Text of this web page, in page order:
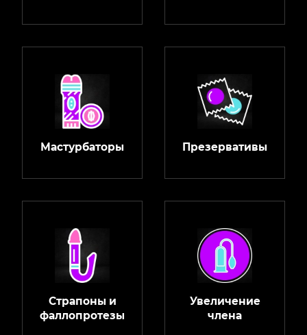
Мастурбаторы Презервативы
Страпоны и
фаллопротезы
Увеличение
члена